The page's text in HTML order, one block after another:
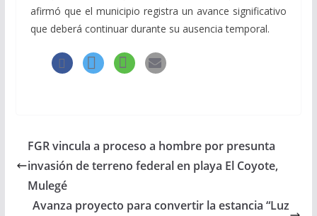
afirmó que el municipio registra un avance significativo
que deberá continuar durante su ausencia temporal.
FGR vincula a proceso a hombre por presunta
invasión de terreno federal en playa El Coyote,
Mulegé
Avanza proyecto para convertir la estancia “Luz